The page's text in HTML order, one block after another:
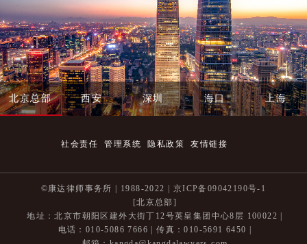
北京总部 西安 深圳 海口 上海
社会责任 管理系统 隐私政策 友情链接
©康达律师事务所 | 1988-2022 | 京ICP备09042190号-1
[北京总部]
地址：北京市朝阳区建外大街丁12号英皇集团中心8层 100022 |
电话：010-5086 7666 | 传真：010-5691 6450 |